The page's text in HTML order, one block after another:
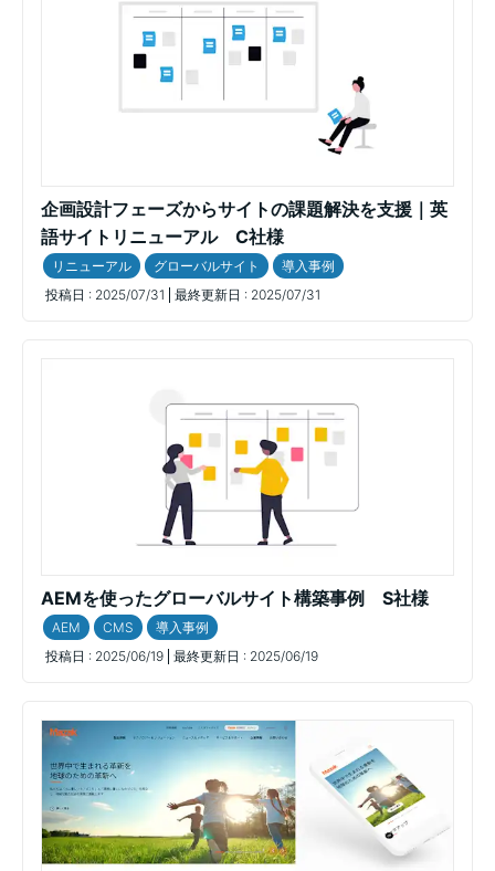
企画設計フェーズからサイトの課題解決を支援｜英
語サイトリニューアル C社様
リニューアル グローバルサイト
導入事例
投稿日 : 2025/07/31 最終更新日 : 2025/07/31
AEMを使ったグローバルサイト構築事例 S社様
AEM CMS
導入事例
投稿日 : 2025/06/19 最終更新日 : 2025/06/19